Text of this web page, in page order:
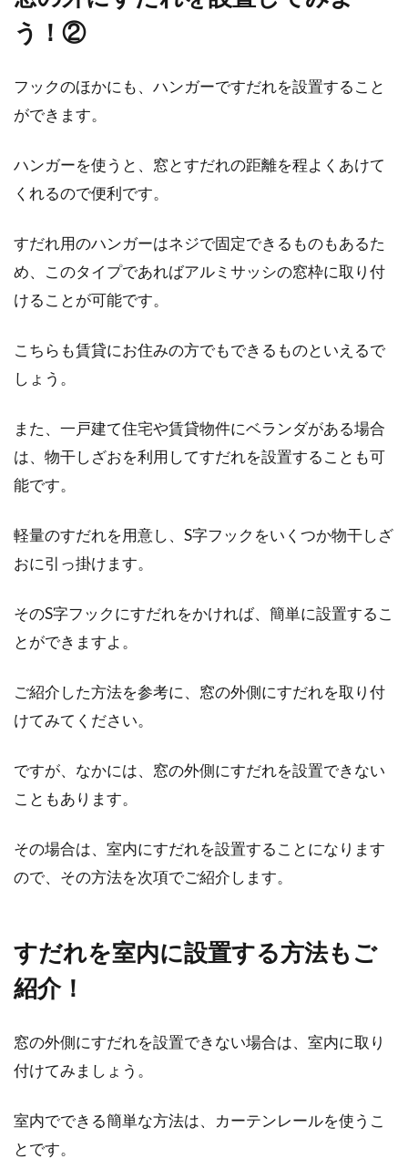
う！②
フックのほかにも、ハンガーですだれを設置すること
ができます。
ハンガーを使うと、窓とすだれの距離を程よくあけて
くれるので便利です。
すだれ用のハンガーはネジで固定できるものもあるた
め、このタイプであればアルミサッシの窓枠に取り付
けることが可能です。
こちらも賃貸にお住みの方でもできるものといえるで
しょう。
また、一戸建て住宅や賃貸物件にベランダがある場合
は、物干しざおを利用してすだれを設置することも可
能です。
軽量のすだれを用意し、S字フックをいくつか物干しざ
おに引っ掛けます。
そのS字フックにすだれをかければ、簡単に設置するこ
とができますよ。
ご紹介した方法を参考に、窓の外側にすだれを取り付
けてみてください。
ですが、なかには、窓の外側にすだれを設置できない
こともあります。
その場合は、室内にすだれを設置することになります
ので、その方法を次項でご紹介します。
すだれを室内に設置する方法もご
紹介！
窓の外側にすだれを設置できない場合は、室内に取り
付けてみましょう。
室内でできる簡単な方法は、カーテンレールを使うこ
とです。